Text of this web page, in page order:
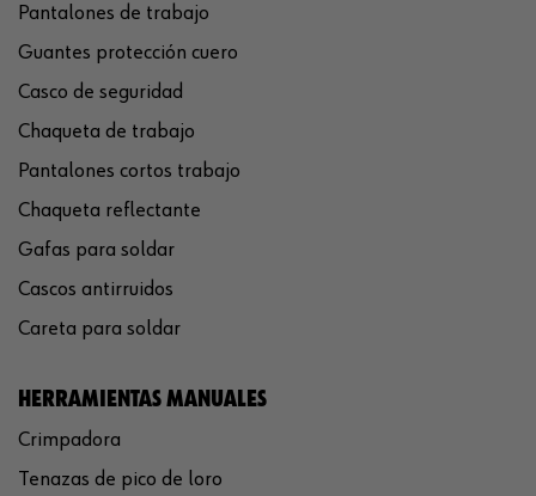
Pantalones de trabajo
Guantes protección cuero
Casco de seguridad
Chaqueta de trabajo
Pantalones cortos trabajo
Chaqueta reflectante
Gafas para soldar
Cascos antirruidos
Careta para soldar
HERRAMIENTAS MANUALES
Crimpadora
Tenazas de pico de loro